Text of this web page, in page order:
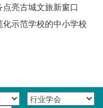
亮古城文旅新窗口
示范学校的中小学校